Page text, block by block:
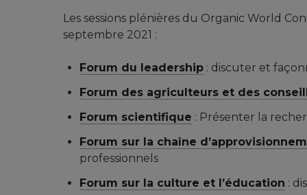
Les sessions plénières du Organic World
septembre 2021 :
Forum du leadership : discuter et
Forum des agriculteurs et des
Forum scientifique : Présenter la
Forum sur la chaîne
professionnels
Forum sur la culture et l’éducation :